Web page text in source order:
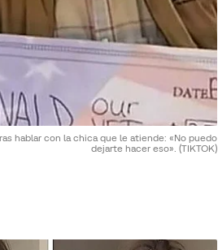
hablar con la chica que le atiende: «No puedo
dejarte hacer eso». (TIKTOK)